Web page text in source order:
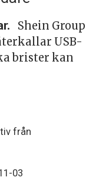
Shein Group
USB-
brister kan
från
03